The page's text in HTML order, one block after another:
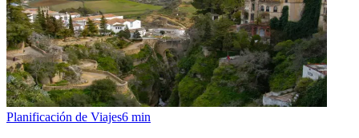
Planificación de Viajes6 min